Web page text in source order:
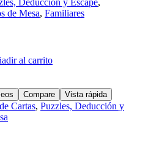
de Mesa, Familiares
al carrito
Compare Vista rápida
Cartas, Puzzles, Deducción y